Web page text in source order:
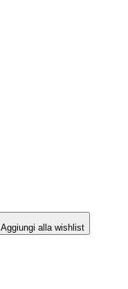
Aggiungi alla wishlist